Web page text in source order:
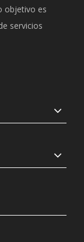
objetivo es
servicios